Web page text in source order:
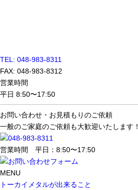
TEL: 048-983-8311
FAX: 048-983-8312
営業時間
平日 8:50〜17:50
お問い合わせ・ お見積もりのご依頼
一般のご家庭のご依頼も大歓迎いたします！
営業時間 平日：8:50〜17:50
MENU
トーカイメタルが出来ること